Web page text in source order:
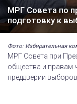
МРГ Совета по
подготовку к
Фото: Избирательная
МРГ Совета при
общества и правам
преддверии